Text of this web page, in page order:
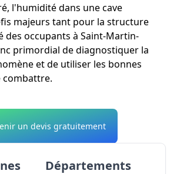
l'humidité dans une cave
majeurs tant pour la structure
des occupants à Saint-Martin-
primordial de diagnostiquer la
et de utiliser les bonnes
un devis gratuitement
Départements